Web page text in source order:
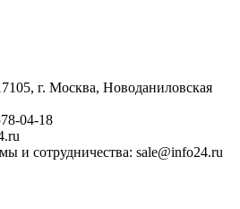
г. Москва, Новоданиловская
04-18
и сотрудничества: sale@info24.ru